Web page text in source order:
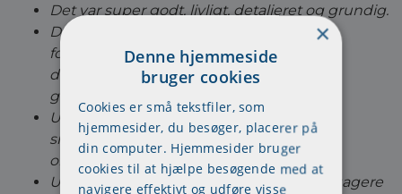
Det var super godt, livligt, detaljeret og grundig.
Det var en super underviser - og dygtig
formidler. Han var god til at aktivere
deltagerne. Fint skift mellem oplæg/
gruppearbejde og diskussion.
Underviseren havde et godt humør som
smittede. Han gav et godt overblik over
området
Underviseren var fantastisk god til at engagere
×
Denne hjemmeside
bruger cookies
Cookies er små tekstfiler, som
hjemmesider, du besøger, placerer på
din computer. Hjemmesider bruger
cookies til at hjælpe besøgende med at
navigere effektivt og udføre visse